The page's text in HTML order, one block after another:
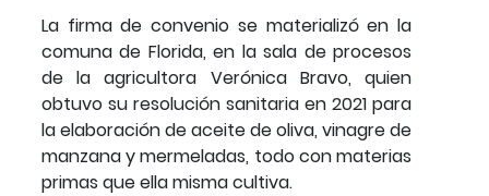
La firma de convenio se materializó en la
comuna de Florida, en la sala de procesos
de la agricultora Verónica Bravo, quien
obtuvo su resolución sanitaria en 2021 para
la elaboración de aceite de oliva, vinagre de
manzana y mermeladas, todo con materias
primas que ella misma cultiva.